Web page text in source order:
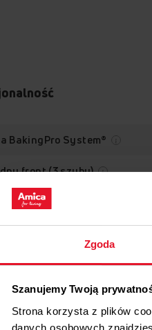
Zgoda
Szanujemy Twoją
Strona korzysta z plików
danych osobowych
BakingPro System®
front (3 szyby)
w
łatwoczyszcząca
funkcji piekarnika
pieczenie